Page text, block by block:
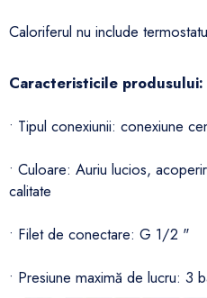
Caloriferul nu include
Caracteristicile produsului:
• Tipul conexiunii: conexiune
• Culoare: Auriu lucios,
calitate
• Filet de conectare: G 1/2 "
• Presiune maximă de lucru: 3